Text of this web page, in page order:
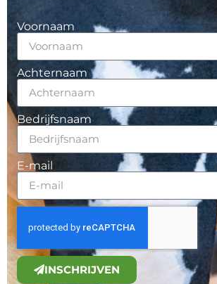
Voornaam
Achternaam
Bedrijfsnaam
E-mail
INSCHRIJVEN